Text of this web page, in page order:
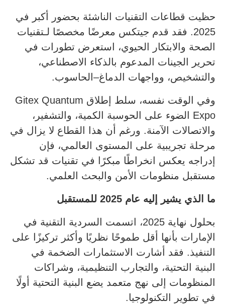
حظيت قطاعات التقنيات الناشئة بحضور أكبر في
2025. فقد قدم جيتكس معرضًا مخصصًا لـتقنيات
الصحة والابتكار الحيوي، استعرض تطورات في
تحرير الجينات المدعوم بالذكاء الاصطناعي،
والتشخيص، وواجهات الدماغ–الحاسوب.
وفي الوقت نفسه، سلط إطلاق Gitex Quantum
Expo الضوء على الحوسبة الكمية، والتشفير،
والاتصالات الآمنة. ورغم أن هذا القطاع لا يزال في
مرحلة تجريبية على المستوى العالمي، فإن
إدراجه يعكس انخراطًا مبكرًا في تقنيات قد تشكل
مستقبل منظومات الأمن والبحث العلمي.
ما الذي يشير إليه عام 2025 للمستقبل
بحلول نهاية 2025، اتسمت السردية التقنية في
الإمارات بأنها أقل طموحًا نظريًا وأكثر تركيزًا على
التنفيذ. فقد أشارت الاستثمارات الضخمة في
البنية التحتية، والتجارب التنظيمية، وشراكات
المنظومات إلى نهج متعمد يضع البنية التحتية أولًا
في تطوير التكنولوجيا.